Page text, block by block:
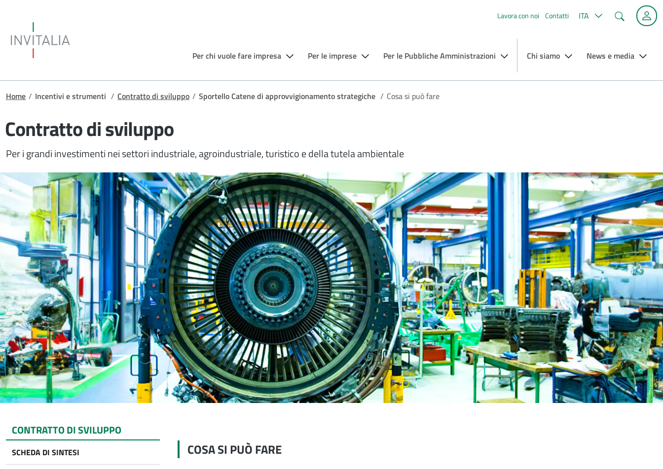
Lavora con noi Contatti ITA Cerca
Per chi vuole fare impresa Per le imprese Per le Pubbliche Amministrazioni Chi siamo News e media
Briciole di pane
Home / Incentivi e strumenti / Contratto di sviluppo / Sportello Catene di approvvigionamento strategiche / Cosa si può fare
Contratto di sviluppo
Per i grandi investimenti nei settori industriale, agroindustriale, turistico e della tutela ambientale
CONTRATTO DI SVILUPPO
SCHEDA DI SINTESI COSA SI PUÒ FARE